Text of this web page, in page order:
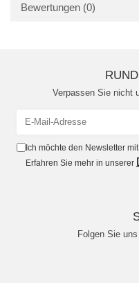
Bewertungen (0)
Verpassen Sie nicht
Ich möchte den Newsletter
Erfahren Sie mehr in unserer
Folgen Sie